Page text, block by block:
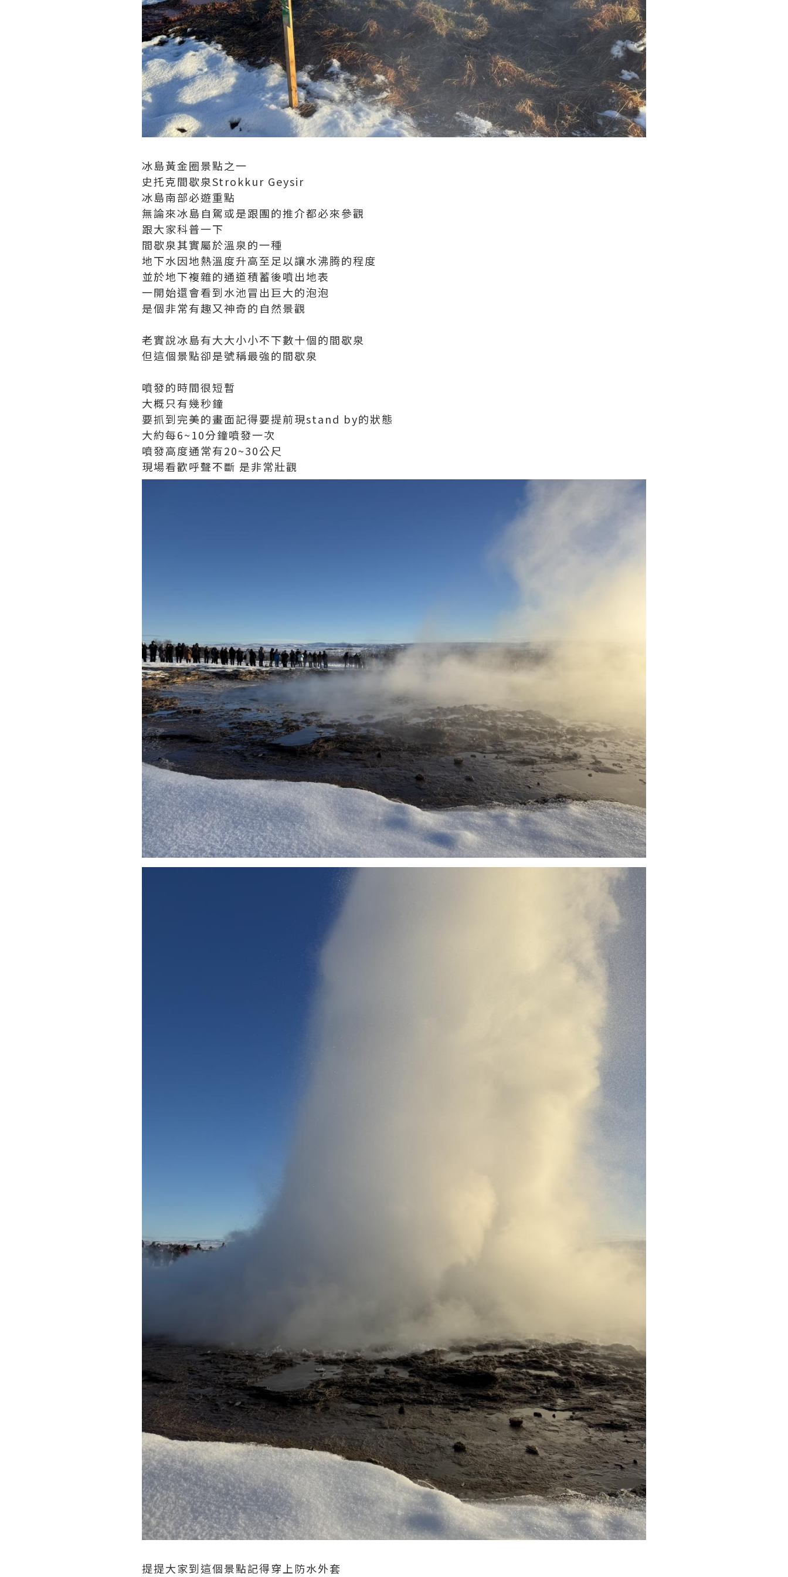
冰島黃金圈景點之一
史托克間歇泉Strokkur Geysir
冰島南部必遊重點
無論來冰島自駕或是跟團的推介都必來參觀
跟大家科普一下
間歇泉其實屬於溫泉的一種
地下水因地熱溫度升高至足以讓水沸腾的程度
並於地下複雜的通道積蓄後噴出地表
一開始還會看到水池冒出巨大的泡泡
是個非常有趣又神奇的自然景觀
老實說冰島有大大小小不下數十個的間歇泉
但這個景點卻是號稱最強的間歇泉
噴發的時間很短暫
大概只有幾秒鐘
要抓到完美的畫面記得要提前現stand by的狀態
大約每6~10分鐘噴發一次
噴發高度通常有20~30公尺
現場看歡呼聲不斷 是非常壯觀
提提大家到這個景點記得穿上防水外套